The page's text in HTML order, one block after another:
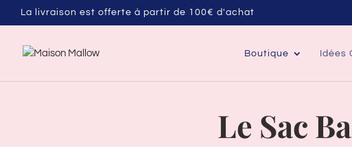
La livraison est offerte à partir de 100€ d'achat
Boutique Idées
Le Sac